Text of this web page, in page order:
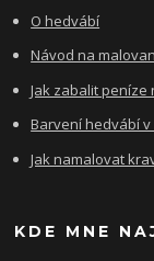
O hedvábí
Návod na
Jak zabalit
Barvení hedvábí
Jak namalovat
KDE MNE